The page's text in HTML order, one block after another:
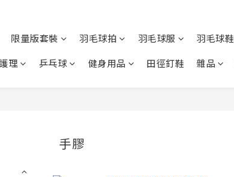
限量版套裝 羽毛球拍 羽毛球服 羽毛球鞋
理
乒乓球 健身用品 田徑釘鞋 雜品
手膠